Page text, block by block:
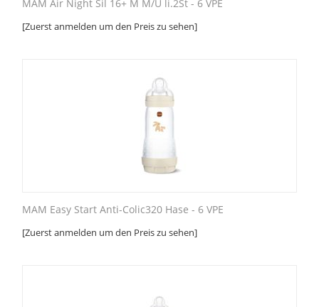
MAM Air Night Sil 16+ M M/U li.2St - 6 VPE
[Zuerst anmelden um den Preis zu sehen]
MAM Easy Start Anti-Colic320 Hase - 6 VPE
[Zuerst anmelden um den Preis zu sehen]